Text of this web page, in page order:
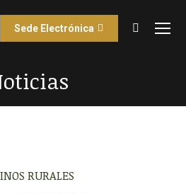
Sede Electrónica Buscar:
aquí:
RURALES